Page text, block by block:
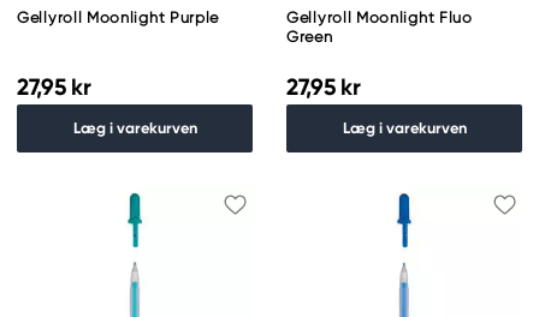
Gellyroll Moonlight Purple
27,95 kr
Læg i varekurven
Gellyroll Moonlight Fluo
Green
27,95 kr
Læg i varekurven